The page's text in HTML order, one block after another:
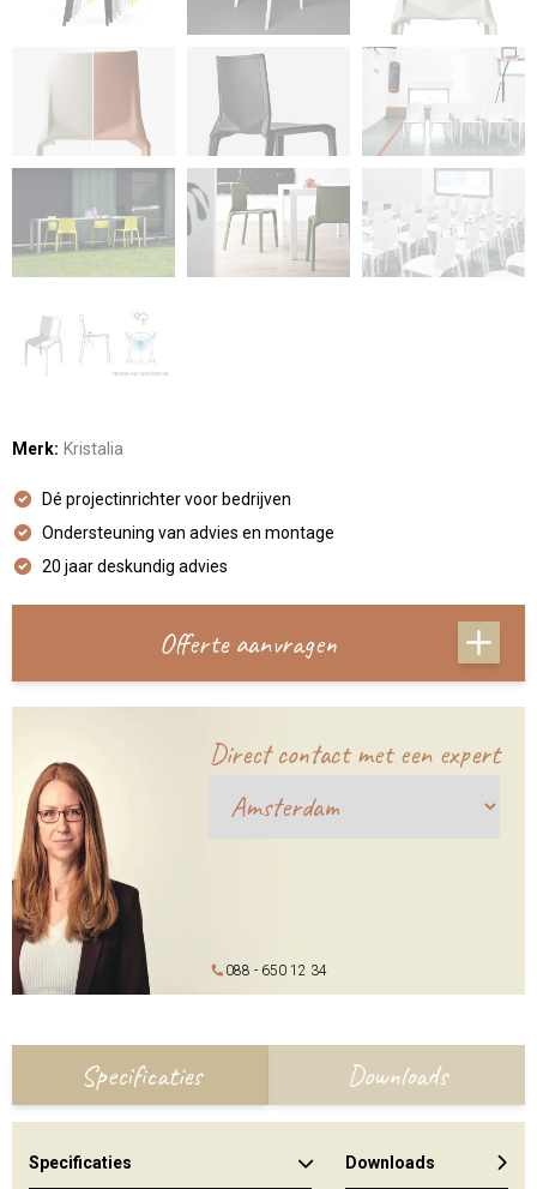
Merk: Kristalia
Dé projectinrichter voor bedrijven
Ondersteuning van advies en montage
20 jaar deskundig advies
Offerte aanvragen
Direct contact met een expert
088 - 650 12 34
Specificaties Downloads
Specificaties Downloads